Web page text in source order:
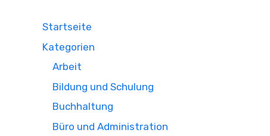
Startseite
Kategorien
Arbeit
Bildung und Schulung
Buchhaltung
Büro und Administration